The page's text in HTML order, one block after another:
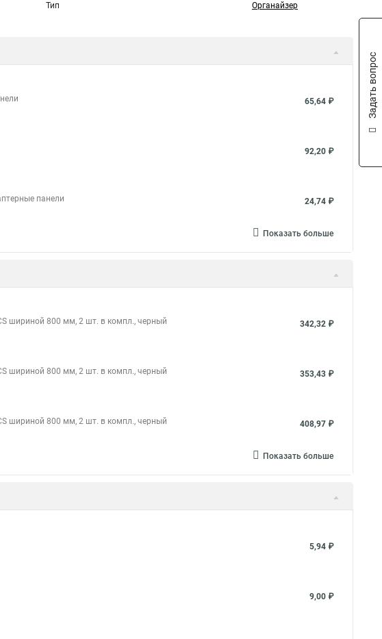
Тип Органайзер
65,64 ₽
92,20 ₽
панели 24,74 ₽
Показать больше
шириной 800 мм, 2 шт. в компл., черный 342,32 ₽
шириной 800 мм, 2 шт. в компл., черный 353,43 ₽
шириной 800 мм, 2 шт. в компл., черный 408,97 ₽
Показать больше
5,94 ₽
9,00 ₽
Задать вопрос